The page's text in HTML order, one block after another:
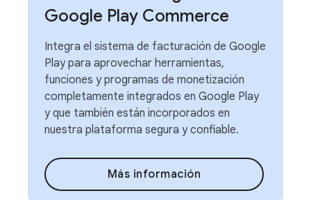
Google Play Commerce
Integra el sistema de facturación de Google
Play para aprovechar herramientas,
funciones y programas de monetización
completamente integrados en Google Play
y que también están incorporados en
nuestra plataforma segura y confiable.
Más información